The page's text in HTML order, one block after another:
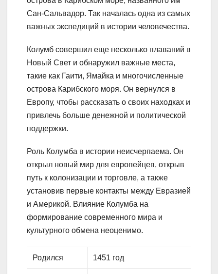
Сан-Сальвадор. Так началась одна из самых
важных экспедиций в истории человечества.
Колумб совершил еще несколько плаваний в
Новый Свет и обнаружил важные места,
такие как Гаити, Ямайка и многочисленные
острова Карибского моря. Он вернулся в
Европу, чтобы рассказать о своих находках и
привлечь больше денежной и политической
поддержки.
Роль Колумба в истории неисчерпаема. Он
открыл новый мир для европейцев, открыв
путь к колонизации и торговле, а также
установив первые контакты между Евразией
и Америкой. Влияние Колумба на
формирование современного мира и
культурного обмена неоценимо.
Родился 1451 год